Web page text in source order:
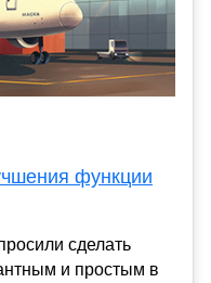
функции
сделать
и простым в